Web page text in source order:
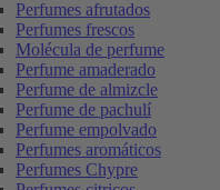
Perfumes afrutados
Perfumes frescos
Molécula de perfume
Perfume amaderado
Perfume de almizcle
Perfume de pachulí
Perfume empolvado
Perfumes aromáticos
Perfumes Chypre